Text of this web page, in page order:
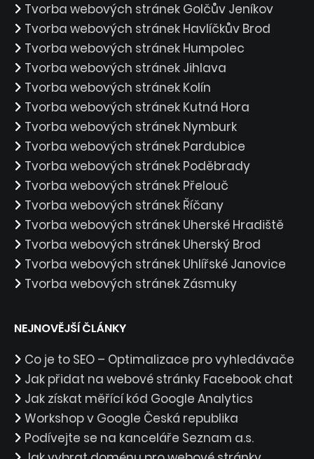
Tvorba webových stránek Golčův Jeníkov
Tvorba webových stránek Havlíčkův Brod
Tvorba webových stránek Humpolec
Tvorba webových stránek Jihlava
Tvorba webových stránek Kolín
Tvorba webových stránek Kutná Hora
Tvorba webových stránek Nymburk
Tvorba webových stránek Pardubice
Tvorba webových stránek Poděbrady
Tvorba webových stránek Přelouč
Tvorba webových stránek Říčany
Tvorba webových stránek Uherské Hradiště
Tvorba webových stránek Uherský Brod
Tvorba webových stránek Uhlířské Janovice
Tvorba webových stránek Zásmuky
NEJNOVĚJŠÍ ČLÁNKY
Co je to SEO – Optimalizace pro vyhledávače
Jak přidat na webové stránky Facebook chat
Jak získat měřící kód Google Analytics
Workshop v Google Česká republika
Podívejte se na kanceláře Seznam a.s.